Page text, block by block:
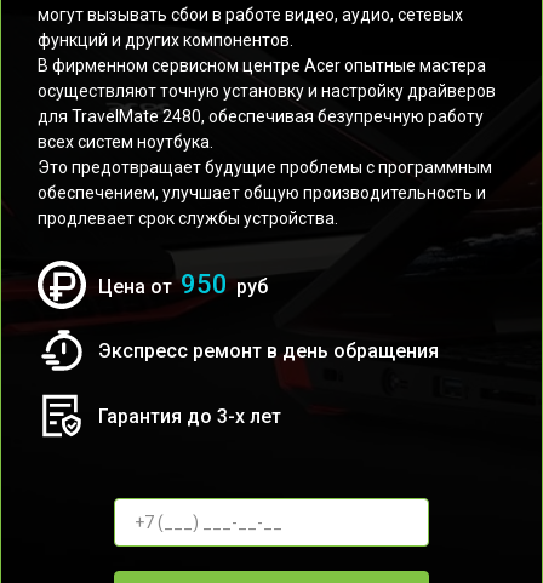
могут вызывать сбои в работе видео, аудио, сетевых
функций и других компонентов.
В фирменном сервисном центре Acer опытные мастера
осуществляют точную установку и настройку драйверов
для TravelMate 2480, обеспечивая безупречную работу
всех систем ноутбука.
Это предотвращает будущие проблемы с программным
обеспечением, улучшает общую производительность и
продлевает срок службы устройства.
Цена от 950 руб
Экспресс ремонт в день обращения
Гарантия до 3-х лет